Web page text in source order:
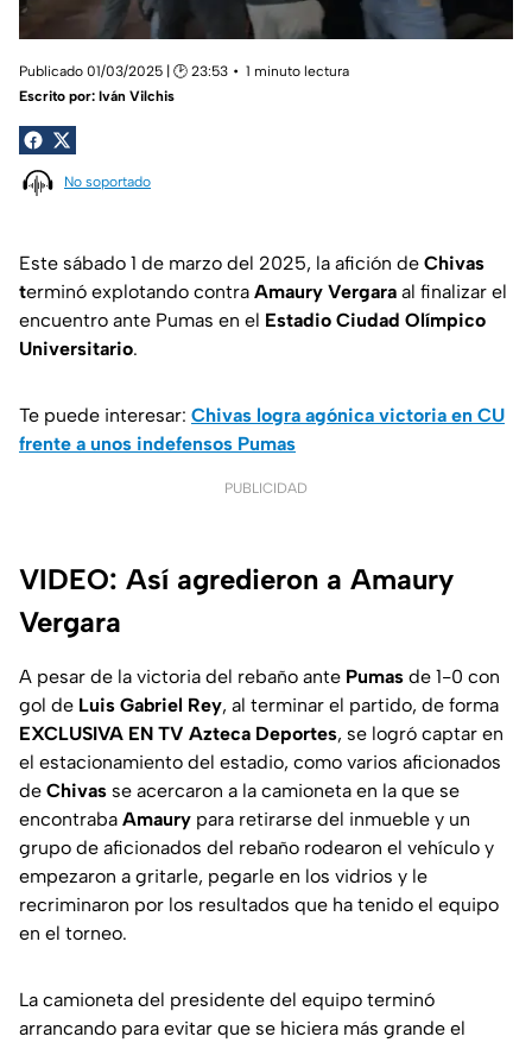
Publicado 01/03/2025 | 🕑 23:53
1 minuto lectura
Escrito por: Iván Vilchis
No soportado
Este sábado 1 de marzo del 2025, la afición de Chivas
terminó explotando contra Amaury Vergara al finalizar el
encuentro ante Pumas en el Estadio Ciudad Olímpico
Universitario.
Te puede interesar: Chivas logra agónica victoria en CU
frente a unos indefensos Pumas
PUBLICIDAD
VIDEO: Así agredieron a Amaury
Vergara
A pesar de la victoria del rebaño ante Pumas de 1-0 con
gol de Luis Gabriel Rey, al terminar el partido, de forma
EXCLUSIVA EN TV Azteca Deportes, se logró captar en
el estacionamiento del estadio, como varios aficionados
de Chivas se acercaron a la camioneta en la que se
encontraba Amaury para retirarse del inmueble y un
grupo de aficionados del rebaño rodearon el vehículo y
empezaron a gritarle, pegarle en los vidrios y le
recriminaron por los resultados que ha tenido el equipo
en el torneo.
La camioneta del presidente del equipo terminó
arrancando para evitar que se hiciera más grande el